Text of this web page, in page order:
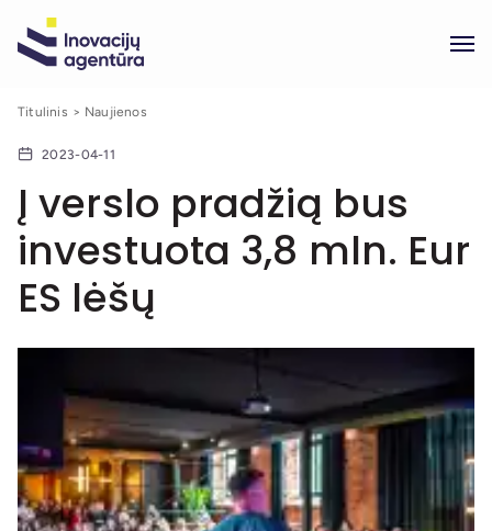
Titulinis Naujienos
2023-04-11
Į verslo pradžią bus
investuota 3,8 mln. Eur
ES lėšų